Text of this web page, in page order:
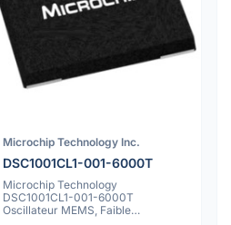
Microchip Technology Inc.
DSC1001CL1-001-6000T
Microchip Technology
DSC1001CL1-001-6000T
Oscillateur MEMS, Faible